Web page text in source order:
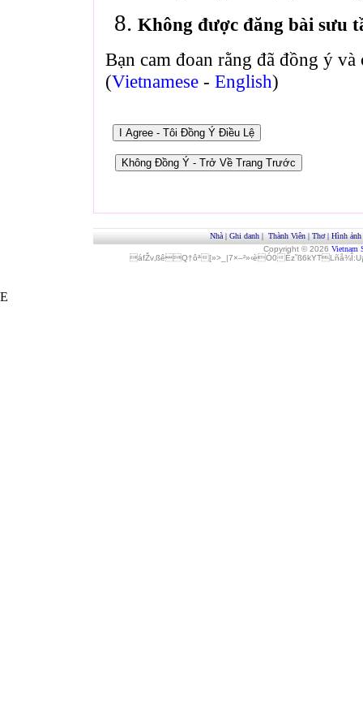
Không được đăng bài sưu
Bạn cam đoan rằng đã đồng ý
(Vietnamese - English)
Nhà | Ghi danh | Thành Viên | Thơ| Hình ảnh
Copyright © 2026 Vietnam
áfŽv‚ßêQ†ôª[»>_|7×–²»‹èÓ0
E